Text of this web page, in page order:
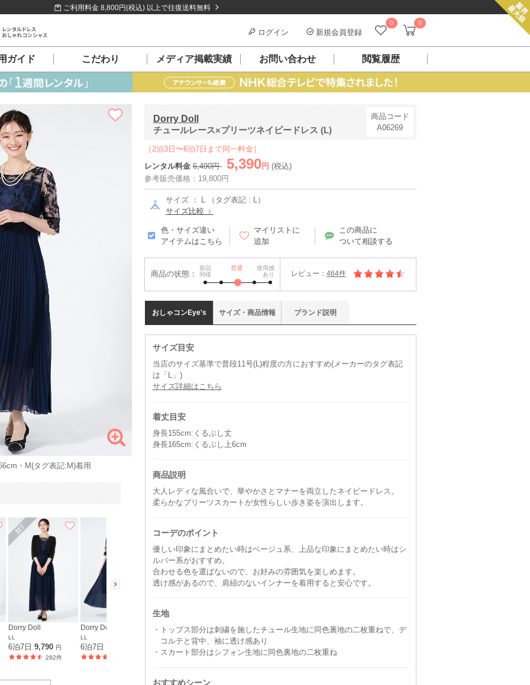
ご利用料金 8,800円(税込) 以上で往復送料無料
0 0
ログイン 新規会員登録
ガイド こだわり メディア掲載実績 お問い合わせ 閲覧履歴
Dorry Doll
チュールレース×プリーツネイビードレス (L)
商品コード
A06269
［2泊3日〜6泊7日まで同一料金］
レンタル料金 6,490円 5,390 円 (税込)
参考販売価格：19,800円
サイズ ： L （タグ表記 : L）
サイズ比較
色・サイズ違い
アイテムはこちら
マイリストに
追加
この商品に
ついて相談する
商品の状態：
新品
同様
普通
使用感
あり
レビュー： 464件
おしゃコンEye's
サイズ目安
当店のサイズ基準で普段11号(L)程度の方におすすめ(メーカーのタグ表記
は「L」)
サイズ詳細はこちら
着丈目安
身長155cm:くるぶし丈
身長165cm:くるぶし上6cm
商品説明
大人レディな風合いで、華やかさとマナーを両立したネイビードレス。
柔らかなプリーツスカートが女性らしい歩き姿を演出します。
コーデのポイント
優しい印象にまとめたい時はベージュ系、上品な印象にまとめたい時はシ
ルバー系がおすすめ。
合わせる色を選ばないので、お好みの雰囲気を楽しめます。
透け感があるので、肩紐のないインナーを着用すると安心です。
生地
・トップス部分は刺繍を施したチュール生地に同色裏地の二枚重ねで、デ
コルテと背中、袖に透け感あり
・スカート部分はシフォン生地に同色裏地の二枚重ね
おすすめシーン
サイズ・ 商品情報 ブランド説明
・M(タグ表記:M)着用
Dorry Doll
LL
6泊7日9,790 円
282件
Dorry Doll
LL
6泊7日
Dorry Doll
6泊7日 9,790
円
311件
Dorry Doll
3L
6泊7日6,490
311件
Dorry Doll
6泊7日6,490
236件
Dorry Doll